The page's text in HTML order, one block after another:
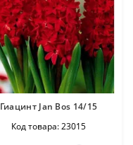
Гиацинт Jan Bos 14/15
Код товара: 23015